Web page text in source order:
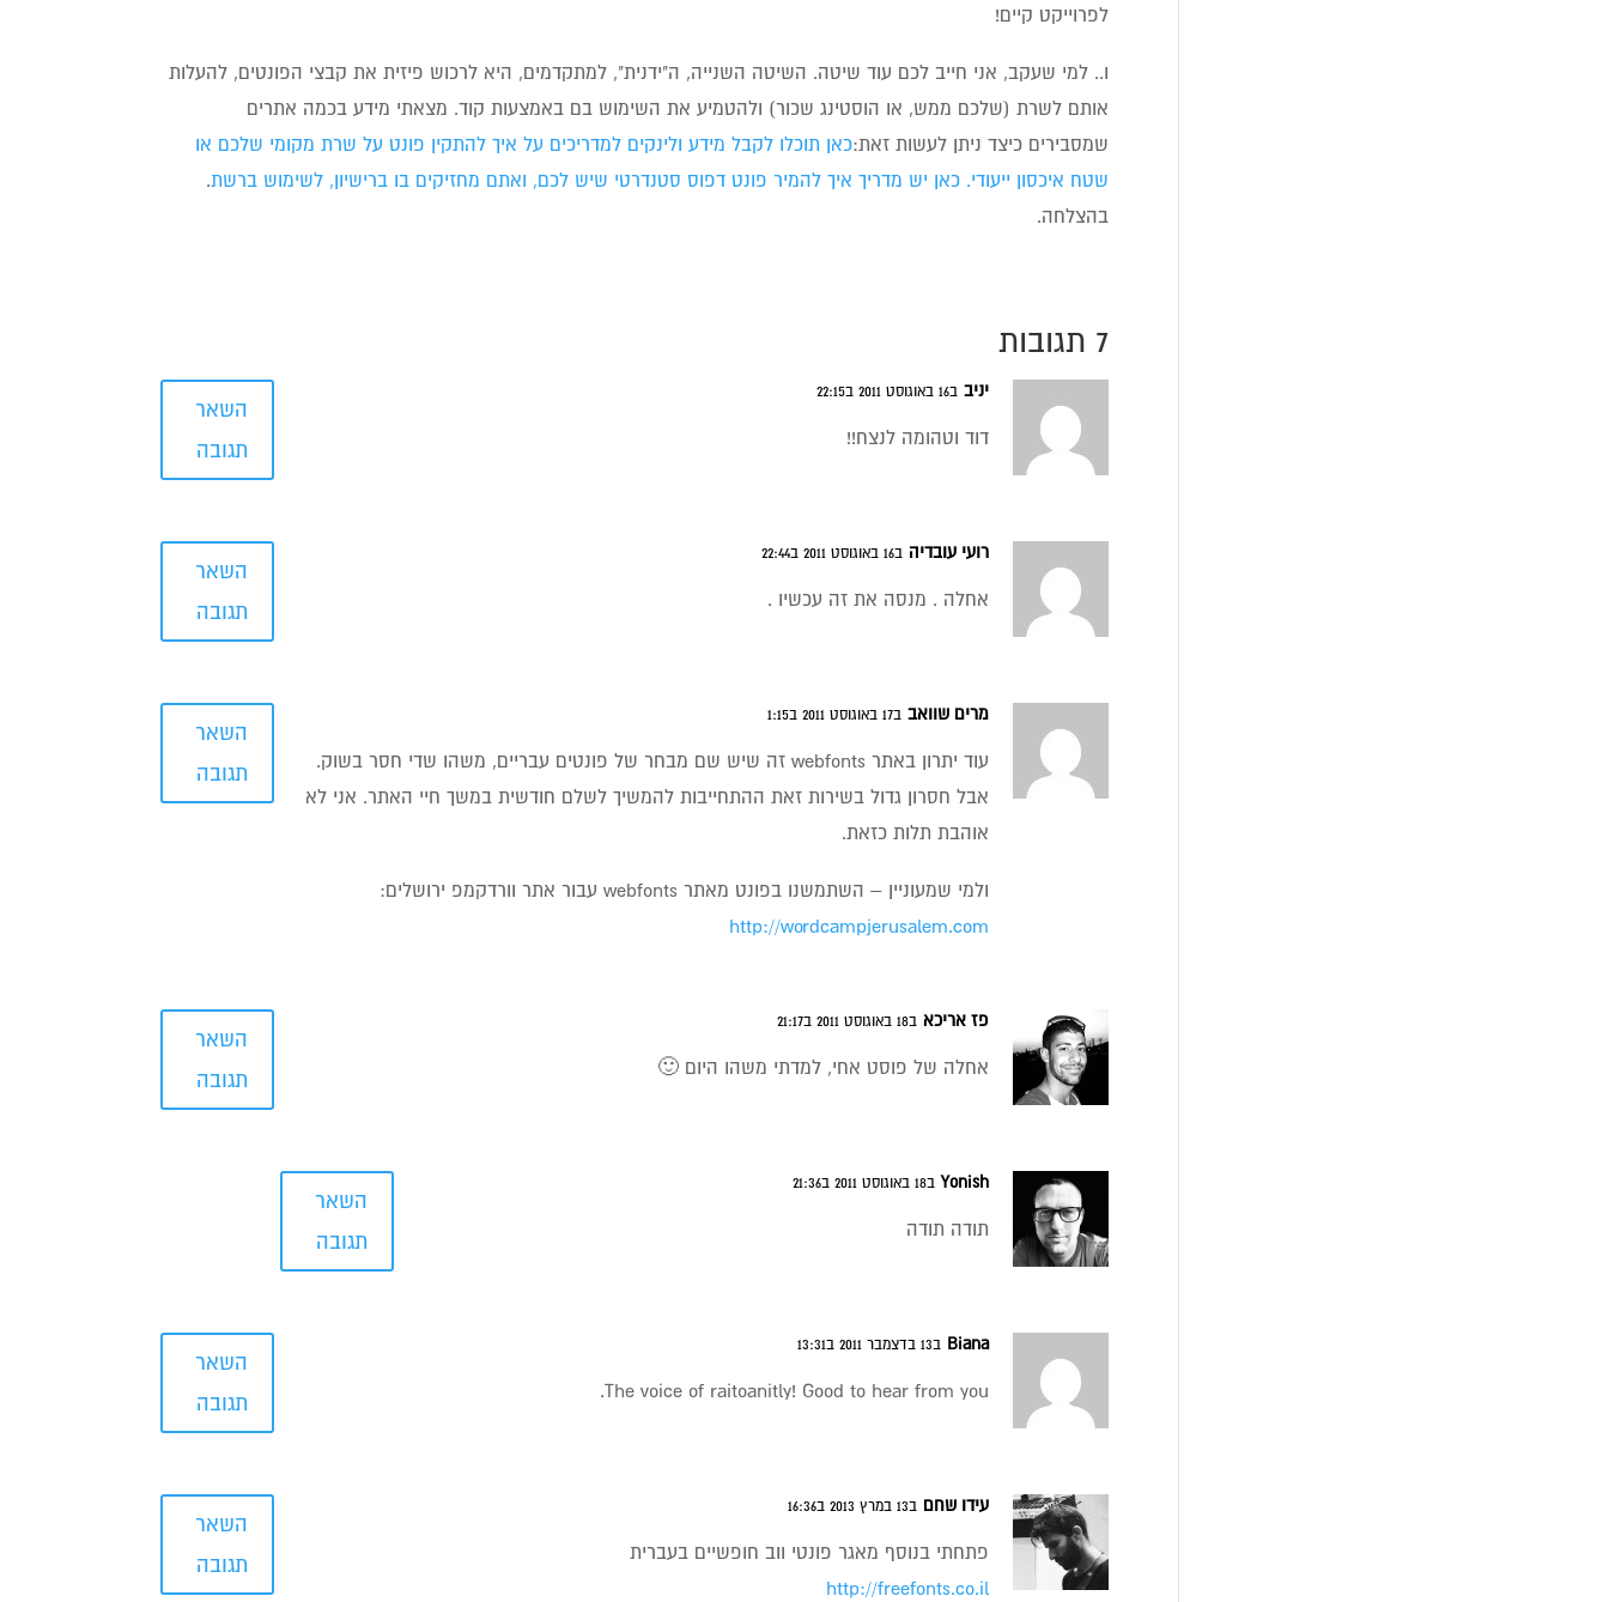
לפרוייקט קיים!
ו.. למי שעקב, אני חייב לכם עוד שיטה. השיטה השנייה, ה"ידנית", למתקדמים, היא לרכוש פיזית את קבצי הפונטים, להעלות
אותם לשרת (שלכם ממש, או הוסטינג שכור) ולהטמיע את השימוש בם באמצעות קוד. מצאתי מידע בכמה אתרים
שמסבירים כיצד ניתן לעשות זאת:כאן תוכלו לקבל מידע ולינקים למדריכים על איך להתקין פונט על שרת מקומי שלכם או
שטח איכסון ייעודי. כאן יש מדריך איך להמיר פונט דפוס סטנדרטי שיש לכם, ואתם מחזיקים בו ברישיון, לשימוש ברשת
בהצלחה.
7 תגובות
יניב ב16 באוגוסט 2011 ב22:15
דוד וטהומה לנצח!!
השאר
תגובה
רועי עובדיה ב16 באוגוסט 2011 ב22:44
אחלה . מנסה את זה עכשיו .
השאר
תגובה
מרים שוואב ב17 באוגוסט 2011 ב1:15
עוד יתרון באתר webfonts זה שיש שם מבחר של פונטים עבריים, משהו שדי חסר בשוק.
אבל חסרון גדול בשירות זאת ההתחייבות להמשיך לשלם חודשית במשך חיי האתר. אני לא
אוהבת תלות כזאת.
ולמי שמעוניין – השתמשנו בפונט מאתר webfonts עבור אתר וורדקמפ ירושלים:
http://wordcampjerusalem.com
השאר
תגובה
פז אריכא ב18 באוגוסט 2011 ב21:17
אחלה של פוסט אחי, למדתי משהו היום 🙂
השאר
תגובה
Yonish ב18 באוגוסט 2011 ב21:36
תודה תודה
השאר
תגובה
Biana ב13 בדצמבר 2011 ב13:31
The voice of raitoanitly! Good to hear from you.
השאר
תגובה
עידו שחם ב13 במרץ 2013 ב16:36
פתחתי בנוסף מאגר פונטי ווב חופשיים בעברית
http://freefonts.co.il
השאר
תגובה